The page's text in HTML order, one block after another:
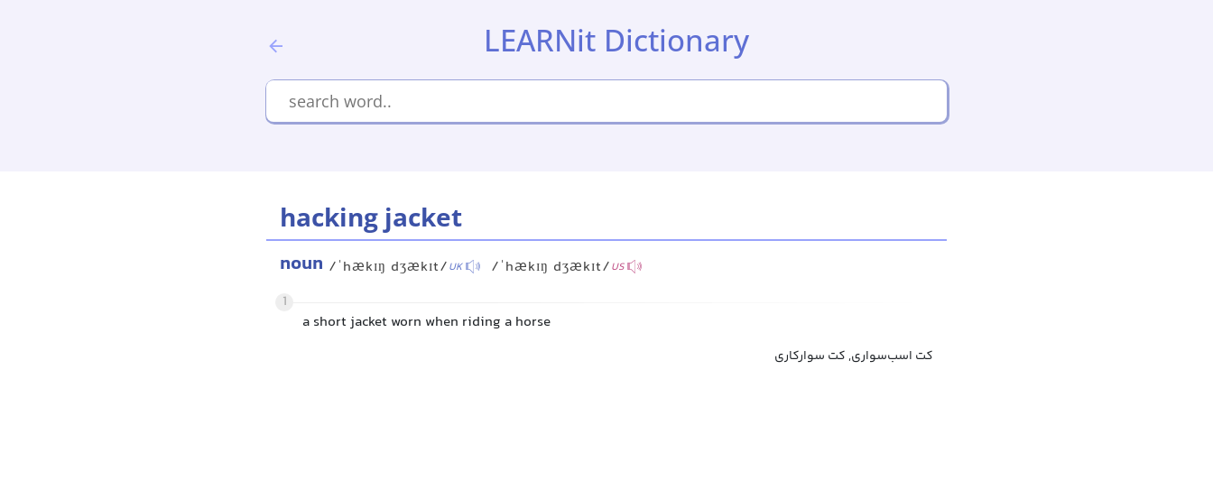
LEARNit Dictionary
hacking jacket
noun /ˈhækɪŋ dʒækɪt/UK /ˈhækɪŋ dʒækɪt/US
1
a short jacket worn when riding a horse
کت اسب‌سواری, کت سوارکاری